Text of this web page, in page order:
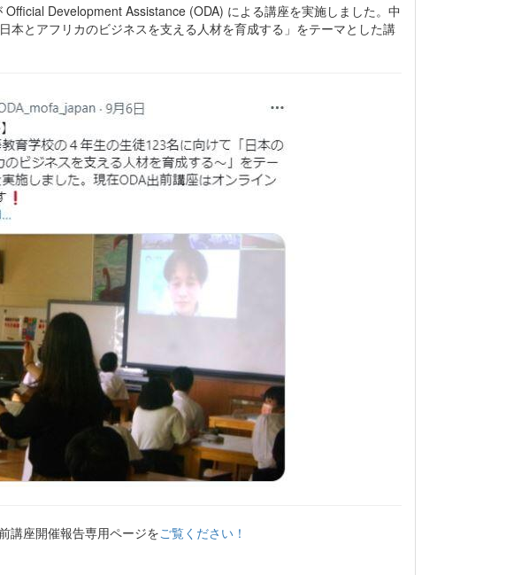
Development Assistance (ODA) による講座を実施しました。中
とアフリカのビジネスを支える人材を育成する」をテーマとした講
講座開催報告専用ページをご覧ください！